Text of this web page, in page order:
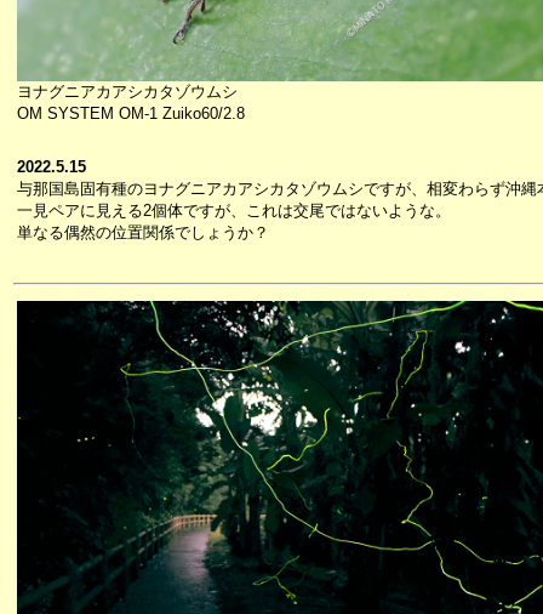
ヨナグニアカアシカタゾウムシ
OM SYSTEM OM-1 Zuiko60/2.8
2022.5.15
与那国島固有種のヨナグニアカアシカタゾウムシですが、相変わらず沖
一見ペアに見える2個体ですが、これは交尾ではないような。
単なる偶然の位置関係でしょうか？